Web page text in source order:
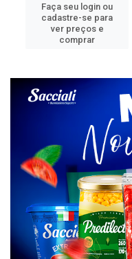
Faça seu login ou
cadastre-se para
ver preços e
comprar